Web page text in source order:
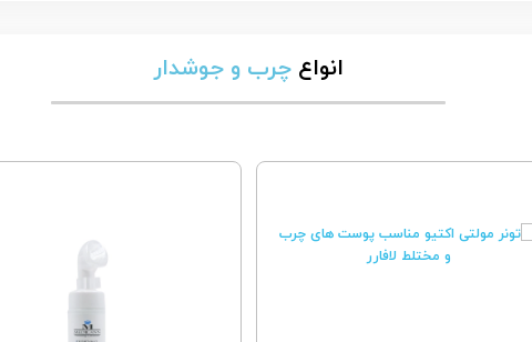
انواعچرب و جوشدار